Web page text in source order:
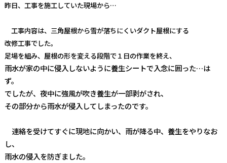
昨日、工事を施工していた現場から…
工事内容は、三角屋根から雪が落ちにくいダクト屋根にする
改修工事でした。
足場を組み、屋根の形を変える段階で１日の作業を終え、
雨水が家の中に侵入しないように養生シートで入念に囲った…は
ず。
でしたが、夜中に強風が吹き養生が一部剥がされ、
その部分から雨水が侵入してしまったのです。
連絡を受けてすぐに現地に向かい、雨が降る中、養生をやりなお
し、
雨水の侵入を防ぎました。